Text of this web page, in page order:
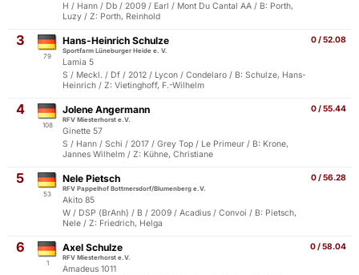
H / Hann / Db / 2009 / Earl / Mont Du Cantal AA / B: Porth,
Luzy / Z: Porth, Reinhold
3
79
0 / 52.08
Hans-Heinrich Schulze
Sportfarm Lüneburger Heide e. V.
Lamia 5
S / Meckl. / Df / 2012 / Lycon / Condelaro / B: Schulze, Hans-
Heinrich / Z: Vietinghoff, F.-Wilhelm
4
108
0 / 55.44
Jolene Angermann
RFV Miesterhorst e.V.
Ginette 57
S / Hann / Schi / 2017 / Grey Top / Le Primeur / B: Krone,
Jannes Wilhelm / Z: Kühne, Christiane
5
53
0 / 56.28
Nele Pietsch
RFV Pappelhof Bottmersdorf/Blumenberg e.V.
Akito 85
W / DSP (BrAnh) / B / 2009 / Acadius / Convoi / B: Pietsch,
Nele / Z: Friedrich, Helga
6
1
0 / 58.04
Axel Schulze
RFV Miesterhorst e.V.
Amadeus 1011